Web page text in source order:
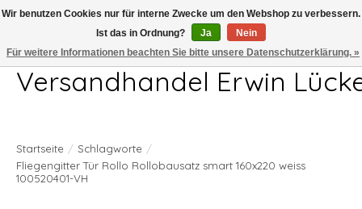
Telefon 04407 715872 MO-DO 7.00-17.00Uhr FR 7.00-13.00Uhr
Versandhandel Erwin
Startseite / Schlagworte /
Fliegengitter Tür Rollo Rollobausatz smart 160x220 weiss
100520401-VH
Wir benutzen Cookies nur für interne Zwecke um den Webshop zu verbessern.
Ist das in Ordnung?
Ja
Nein
Für weitere Informationen beachten Sie bitte unsere Datenschutzerklärung. »